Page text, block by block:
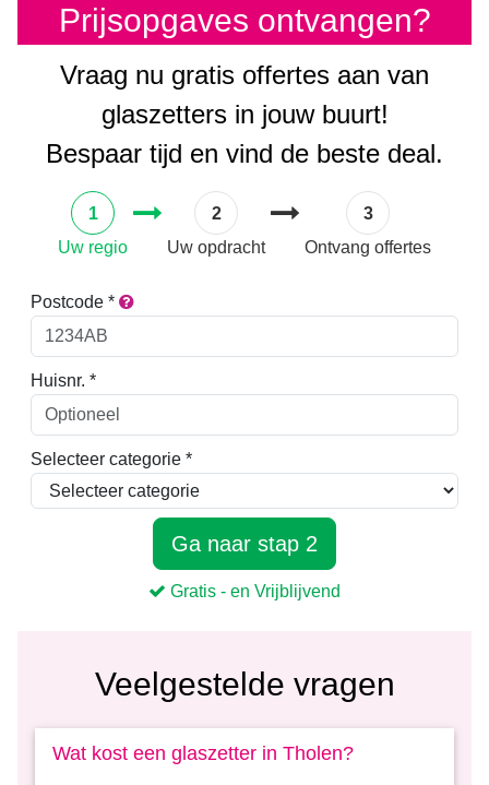
Prijsopgaves ontvangen?
Vraag nu gratis offertes aan van
glaszetters in jouw buurt!
Bespaar tijd en vind de beste deal.
Veelgestelde vragen
Wat kost een glaszetter in Tholen?